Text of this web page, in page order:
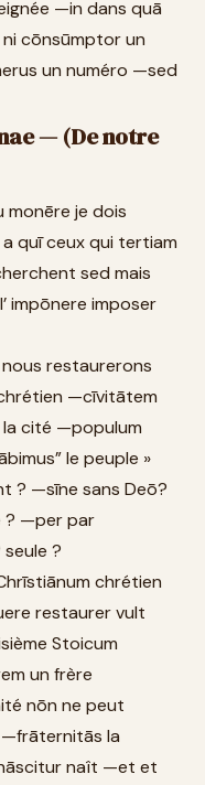
—in dans quā
ni cōnsūmptor un
un numéro —sed
— (De notre
monēre je dois
quī ceux qui tertiam
sed mais
impōnere imposer
restaurerons
—cīvitātem
cité —populum
le peuple »
? —sīne sans Deō?
? —per par
?
chrétien
restaurer vult
Stoicum
un frère
nōn ne peut
la
naît —et et